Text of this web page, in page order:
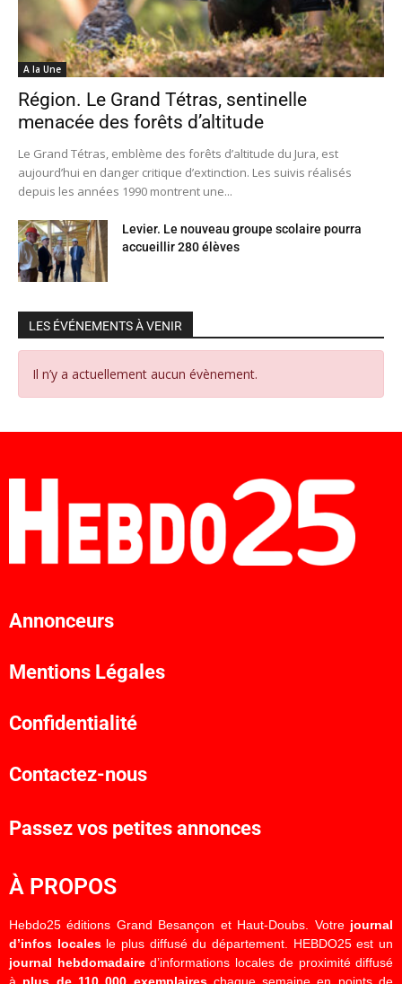
A la Une
Région. Le Grand Tétras, sentinelle
menacée des forêts d’altitude
Le Grand Tétras, emblème des forêts d’altitude du Jura, est
aujourd’hui en danger critique d’extinction. Les suivis réalisés
depuis les années 1990 montrent une...
Levier. Le nouveau groupe scolaire pourra
accueillir 280 élèves
LES ÉVÉNEMENTS À VENIR
Il n’y a actuellement aucun évènement.
Annonceurs
Mentions Légales
Confidentialité
Contactez-nous
Passez vos petites annonces
À PROPOS
Hebdo25 éditions Grand Besançon et Haut-Doubs. Votre journal
d’infos localesle plus diffusé du département. HEBDO25 est un
journal hebdomadaired’informations locales de proximité diffusé